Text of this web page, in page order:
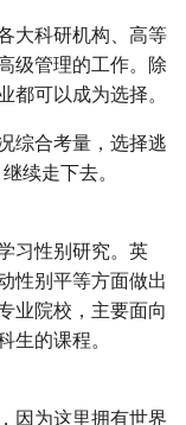
大科研机构、高等
级管理的工作。除
都可以成为选择。
综合考量，选择逃
续走下去。
习性别研究。英
性别平等方面做出
业院校，主要面向
生的课程。
因为这里拥有世界